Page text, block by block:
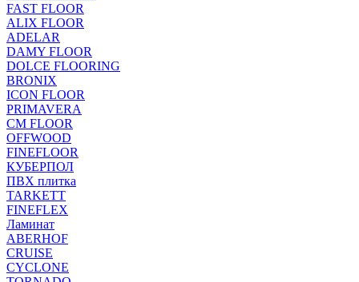
FAST FLOOR
ALIX FLOOR
ADELAR
DAMY FLOOR
DOLCE FLOORING
BRONIX
ICON FLOOR
PRIMAVERA
CM FLOOR
OFFWOOD
FINEFLOOR
КУБЕРПОЛ
ПВХ плитка
TARKETT
FINEFLEX
Ламинат
ABERHOF
CRUISE
CYCLONE